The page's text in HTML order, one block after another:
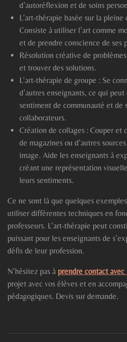
d’autoréflexion et de soins
L’art-thérapie basée sur la
Consiste à utiliser l’art comme
et de prendre conscience de ses
Résolution créative de
et trouver des solutions.
L’art-thérapie de groupe : Se
d’autres enseignants, ce qui
sentiment de communauté et de
collaborateurs.
Création de collages : Couper et
de magazines ou d’autres
image. Aide les enseignants à
créant une représentation
leurs sentiments.
Ce ne sont là que quelques
utiliser différentes techniques en
professeurs. L’art-thérapie peut
puissant pour les enseignants de
défis de leur profession.
N’hésitez pas à prendre contact avec
projet avec vos élèves et en
pédagogiques. Devis sur demande.